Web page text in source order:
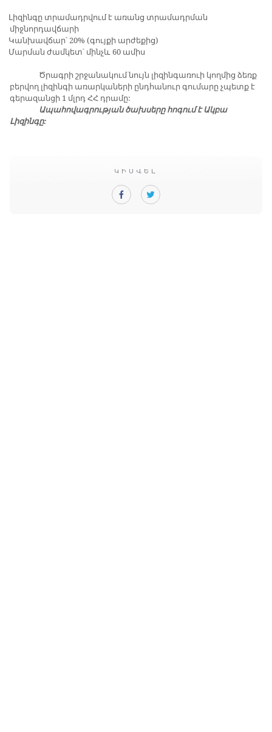
Լիզինգը տրամադրվում է առանց տրամադրման
միջնորդավճարի
Կանխավճար՝ 20% (գույքի արժեքից)
Մարման ժամկետ՝ մինչև 60 ամիս
Ծրագրի շրջանակում նույն լիզինգառուի կողմից ձեռք
բերվող լիզինգի առարկաների ընդհանուր գումարը չպետք է
գերազանցի 1 մլրդ ՀՀ դրամը:
Ապահովագրության ծախսերը հոգում է Ակբա
Լիզինգը:
ԿԻՍՎԵԼ